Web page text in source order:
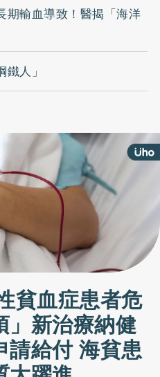
輸血導致！醫揭「海洋
人」
貧血症患者危
」新治療納健
請給付 海貧患